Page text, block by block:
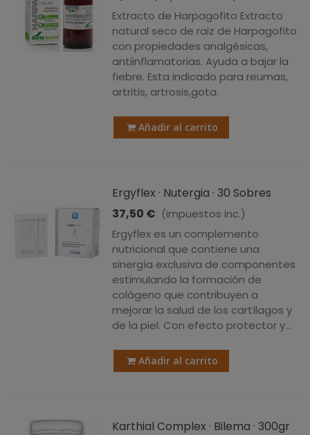
Extracto de Harpagofito Extracto
natural seco de raiz de Harpagofito
con propiedades analgésicas,
antiinflamatorias. Ayuda a bajar la
fiebre. Esta indicado para reumas,
artritis, artrosis,gota.
Añadir al carrito
Ergyflex · Nutergia · 30 Sobres
37,50 € (impuestos inc.)
Ergyflex es un complemento
nutricional que contiene una
sinergía exclusiva de componentes
estimulando la formación de
colágeno que contribuyen a
mejorar la salud de los cartílagos y
de la piel. Con efecto protector y...
Añadir al carrito
Karthial Complex · Bilema · 300gr